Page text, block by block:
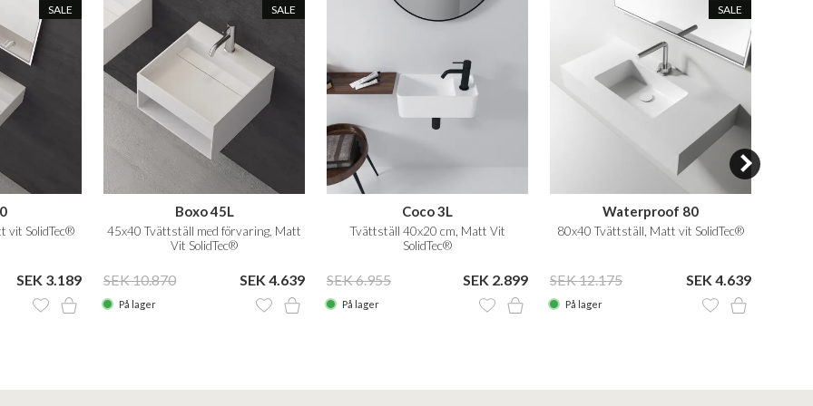
SALE
vit SolidTec®
SEK 3.189
SALE
Boxo 45L
45x40 Tvättställ med förvaring, Matt
Vit SolidTec®
SEK 10.870 SEK 4.639
På lager
Coco 3L
Tvättställ 40x20 cm, Matt Vit
SolidTec®
SEK 6.955 SEK 2.899
På lager
SALE
Waterproof 80
80x40 Tvättställ, Matt vit SolidTec®
SEK 12.175 SEK 4.639
På lager